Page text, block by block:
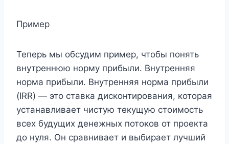
Пример
Теперь мы обсудим пример, чтобы понять
внутреннюю норму прибыли. Внутренняя
норма прибыли. Внутренняя норма прибыли
(IRR) — это ставка дисконтирования, которая
устанавливает чистую текущую стоимость
всех будущих денежных потоков от проекта
до нуля. Он сравнивает и выбирает лучший